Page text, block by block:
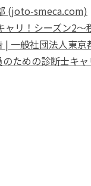
(joto-smeca.com)
リ！シーズン2～
| 一般社団法人東
ための診断士キ